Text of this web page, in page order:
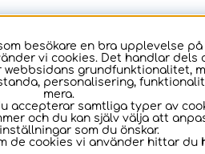
besökare en bra upplevelse på
vi cookies. Det handlar dels
webbsidans grundfunktionalitet,
personalisering,
mera.
accepterar samtliga typer av
och du kan själv välja att
som du önskar.
de cookies vi använder hittar du